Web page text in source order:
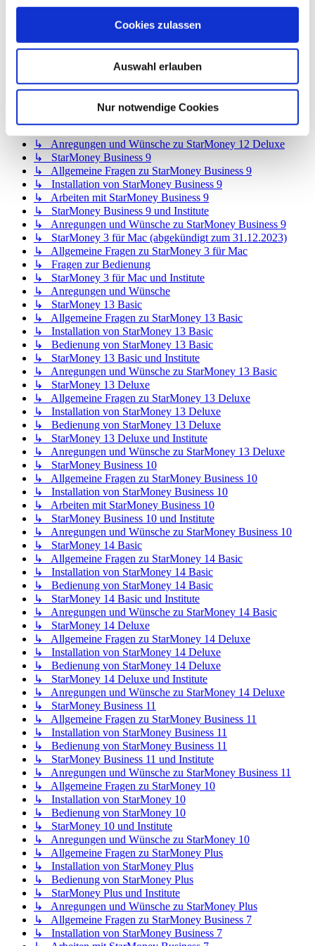
Cookies zulassen
Auswahl erlauben
Nur notwendige Cookies
↳ Allgemeine Fragen zu StarMoney 12 Basic
↳ Installation von StarMoney 12 Basic
↳ StarMoney 12 Basic und Institute
↳ Anregungen und Wünsche zu StarMoney 12 Basic
↳ Allgemeine Fragen zu StarMoney 12 Deluxe
↳ Installation von StarMoney 12 Deluxe
↳ Bedienung von StarMoney 12 Deluxe
↳ Anregungen und Wünsche zu StarMoney 12 Deluxe
↳ StarMoney Business 9
↳ Allgemeine Fragen zu StarMoney Business 9
↳ Installation von StarMoney Business 9
↳ Arbeiten mit StarMoney Business 9
↳ StarMoney Business 9 und Institute
↳ Anregungen und Wünsche zu StarMoney Business 9
↳ StarMoney 3 für Mac (abgekündigt zum 31.12.2023)
↳ Allgemeine Fragen zu StarMoney 3 für Mac
↳ Fragen zur Bedienung
↳ StarMoney 3 für Mac und Institute
↳ Anregungen und Wünsche
↳ StarMoney 13 Basic
↳ Allgemeine Fragen zu StarMoney 13 Basic
↳ Installation von StarMoney 13 Basic
↳ Bedienung von StarMoney 13 Basic
↳ StarMoney 13 Basic und Institute
↳ Anregungen und Wünsche zu StarMoney 13 Basic
↳ StarMoney 13 Deluxe
↳ Allgemeine Fragen zu StarMoney 13 Deluxe
↳ Installation von StarMoney 13 Deluxe
↳ Bedienung von StarMoney 13 Deluxe
↳ StarMoney 13 Deluxe und Institute
↳ Anregungen und Wünsche zu StarMoney 13 Deluxe
↳ StarMoney Business 10
↳ Allgemeine Fragen zu StarMoney Business 10
↳ Installation von StarMoney Business 10
↳ Arbeiten mit StarMoney Business 10
↳ StarMoney Business 10 und Institute
↳ Anregungen und Wünsche zu StarMoney Business 10
↳ StarMoney 14 Basic
↳ Allgemeine Fragen zu StarMoney 14 Basic
↳ Installation von StarMoney 14 Basic
↳ Bedienung von StarMoney 14 Basic
↳ StarMoney 14 Basic und Institute
↳ Anregungen und Wünsche zu StarMoney 14 Basic
↳ StarMoney 14 Deluxe
↳ Allgemeine Fragen zu StarMoney 14 Deluxe
↳ Installation von StarMoney 14 Deluxe
↳ Bedienung von StarMoney 14 Deluxe
↳ StarMoney 14 Deluxe und Institute
↳ Anregungen und Wünsche zu StarMoney 14 Deluxe
↳ StarMoney Business 11
↳ Allgemeine Fragen zu StarMoney Business 11
↳ Installation von StarMoney Business 11
↳ Bedienung von StarMoney Business 11
↳ StarMoney Business 11 und Institute
↳ Anregungen und Wünsche zu StarMoney Business 11
↳ Allgemeine Fragen zu StarMoney 10
↳ Installation von StarMoney 10
↳ Bedienung von StarMoney 10
↳ StarMoney 10 und Institute
↳ Anregungen und Wünsche zu StarMoney 10
↳ Allgemeine Fragen zu StarMoney Plus
↳ Installation von StarMoney Plus
↳ Bedienung von StarMoney Plus
↳ StarMoney Plus und Institute
↳ Anregungen und Wünsche zu StarMoney Plus
↳ Allgemeine Fragen zu StarMoney Business 7
↳ Installation von StarMoney Business 7